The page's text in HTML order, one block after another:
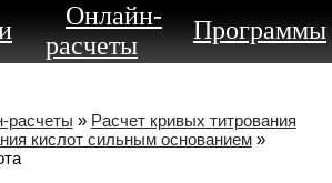
Онлайн-
расчеты
Программы
расчеты » Расчет кривых титрования
кислот сильным основанием»